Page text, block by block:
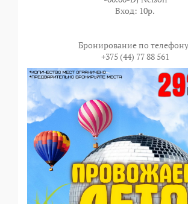
Вход: 10р.
Бронирование по
+375 (44) 77 88 561